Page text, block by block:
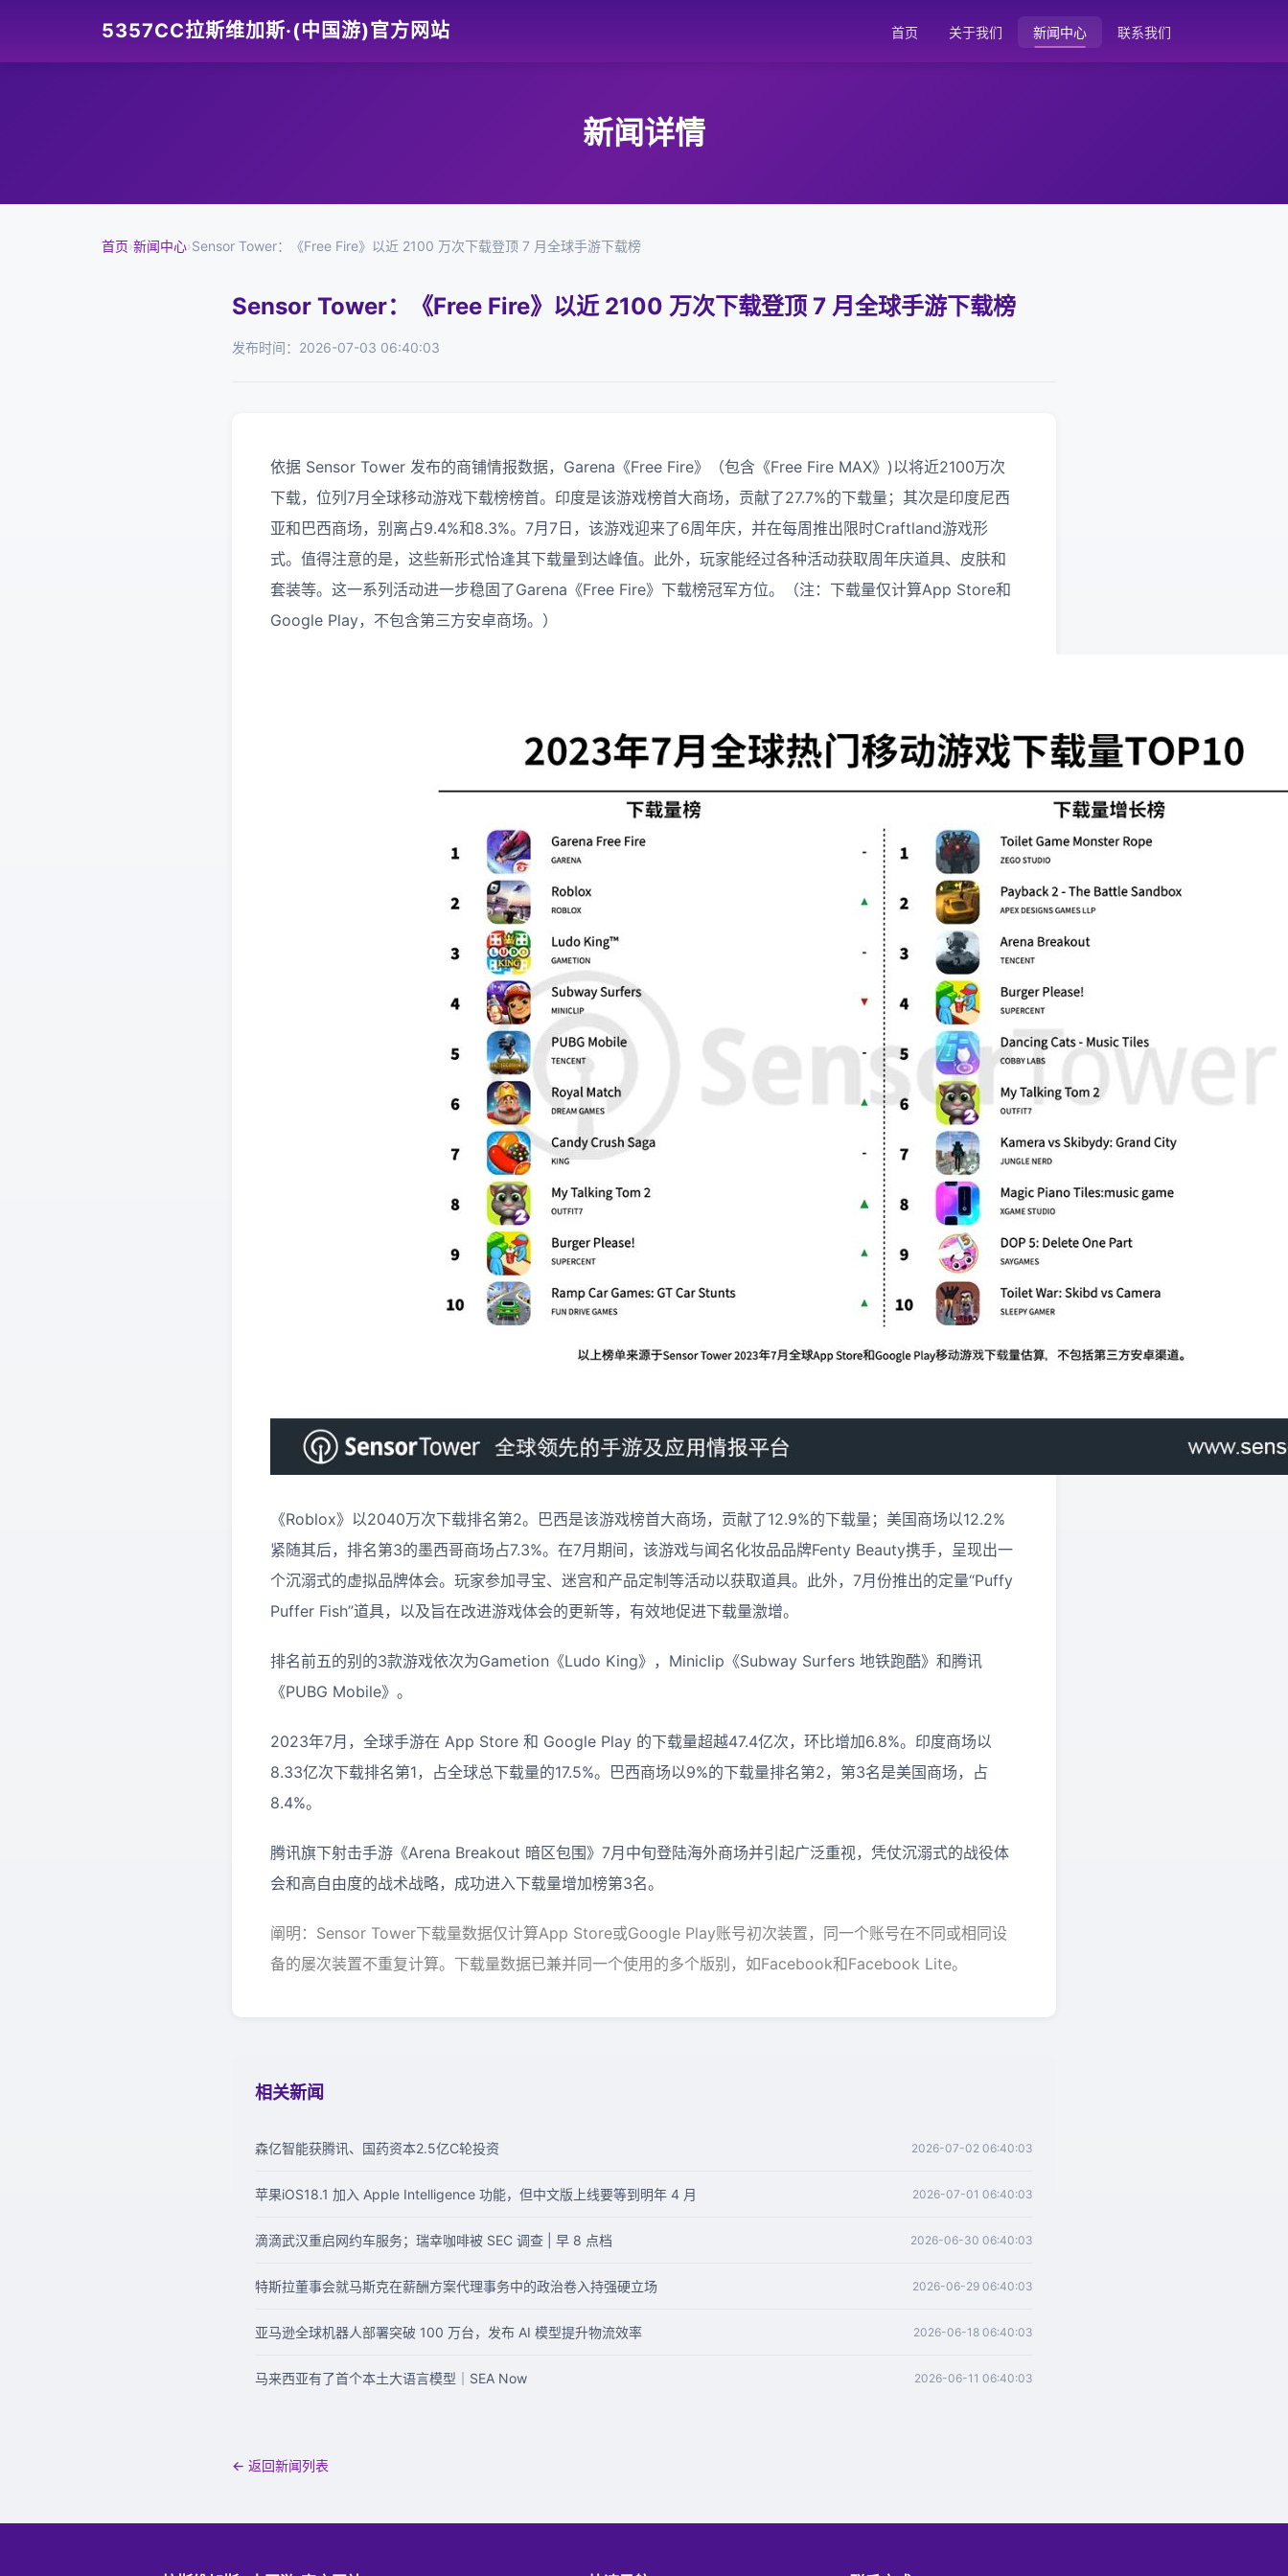
5357CC拉斯维加斯·(中国游)官方网站 首页 关于我们 新闻中心 联系我们
新闻详情
首页›新闻中心›Sensor Tower：《Free Fire》以近 2100 万次下载登顶 7 月全球手游下载榜
Sensor Tower：《Free Fire》以近 2100 万次下载登顶 7 月全球手游下载榜
发布时间：2026-07-03 06:40:03
依据 Sensor Tower 发布的商铺情报数据，Garena《Free Fire》（包含《Free Fire MAX》)以将近2100万次
下载，位列7月全球移动游戏下载榜榜首。印度是该游戏榜首大商场，贡献了27.7%的下载量；其次是印度尼西
亚和巴西商场，别离占9.4%和8.3%。7月7日，该游戏迎来了6周年庆，并在每周推出限时Craftland游戏形
式。值得注意的是，这些新形式恰逢其下载量到达峰值。此外，玩家能经过各种活动获取周年庆道具、皮肤和
套装等。这一系列活动进一步稳固了Garena《Free Fire》下载榜冠军方位。（注：下载量仅计算App Store和
Google Play，不包含第三方安卓商场。）
《Roblox》以2040万次下载排名第2。巴西是该游戏榜首大商场，贡献了12.9%的下载量；美国商场以12.2%
紧随其后，排名第3的墨西哥商场占7.3%。在7月期间，该游戏与闻名化妆品品牌Fenty Beauty携手，呈现出一
个沉溺式的虚拟品牌体会。玩家参加寻宝、迷宫和产品定制等活动以获取道具。此外，7月份推出的定量“Puffy
Puffer Fish”道具，以及旨在改进游戏体会的更新等，有效地促进下载量激增。
排名前五的别的3款游戏依次为Gametion《Ludo King》，Miniclip《Subway Surfers 地铁跑酷》和腾讯
《PUBG Mobile》。
2023年7月，全球手游在 App Store 和 Google Play 的下载量超越47.4亿次，环比增加6.8%。印度商场以
8.33亿次下载排名第1，占全球总下载量的17.5%。巴西商场以9%的下载量排名第2，第3名是美国商场，占
8.4%。
腾讯旗下射击手游《Arena Breakout 暗区包围》7月中旬登陆海外商场并引起广泛重视，凭仗沉溺式的战役体
会和高自由度的战术战略，成功进入下载量增加榜第3名。
阐明：Sensor Tower下载量数据仅计算App Store或Google Play账号初次装置，同一个账号在不同或相同设
备的屡次装置不重复计算。下载量数据已兼并同一个使用的多个版别，如Facebook和Facebook Lite。
相关新闻
森亿智能获腾讯、国药资本2.5亿C轮投资 2026-07-02 06:40:03
苹果iOS18.1 加入 Apple Intelligence 功能，但中文版上线要等到明年 4 月 2026-07-01 06:40:03
滴滴武汉重启网约车服务；瑞幸咖啡被 SEC 调查 | 早 8 点档 2026-06-30 06:40:03
特斯拉董事会就马斯克在薪酬方案代理事务中的政治卷入持强硬立场 2026-06-29 06:40:03
亚马逊全球机器人部署突破 100 万台，发布 AI 模型提升物流效率 2026-06-18 06:40:03
马来西亚有了首个本土大语言模型｜SEA Now 2026-06-11 06:40:03
← 返回新闻列表